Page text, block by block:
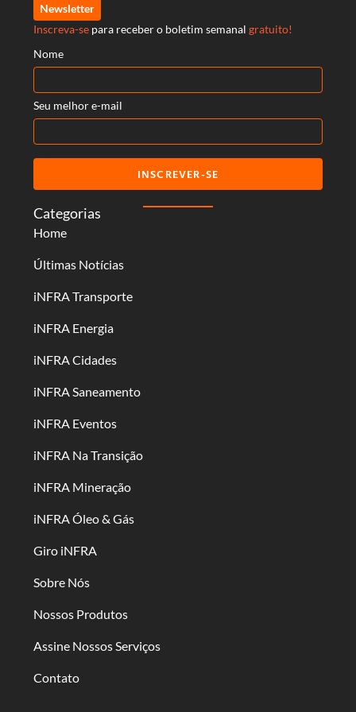
Categorias
Home
Últimas Notícias
iNFRA Transporte
iNFRA Energia
iNFRA Cidades
iNFRA Saneamento
iNFRA Eventos
iNFRA Na Transição
iNFRA Mineração
iNFRA Óleo & Gás
Giro iNFRA
Sobre Nós
Nossos Produtos
Assine Nossos Serviços
Contato
Newsletter
Inscreva-se para receber o boletim semanal gratuito!
Nome
Seu melhor e-mail
INSCREVER-SE